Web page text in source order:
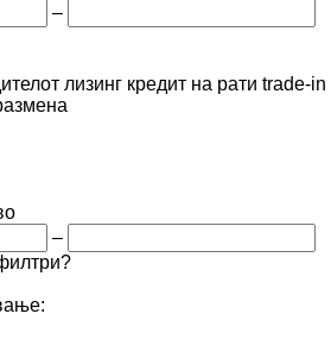
–
лизинг кредит на рати trade-in
–